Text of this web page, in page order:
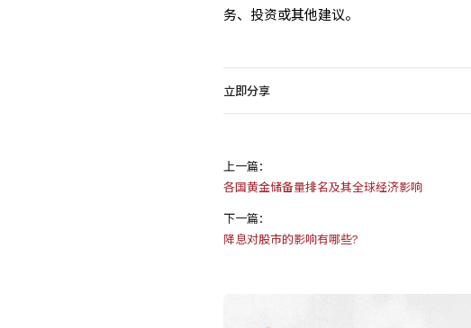
务、投资或其他建议。
立即分享
上一篇：
各国黄金储备量排名及其全球经济影响
下一篇：
降息对股市的影响有哪些?